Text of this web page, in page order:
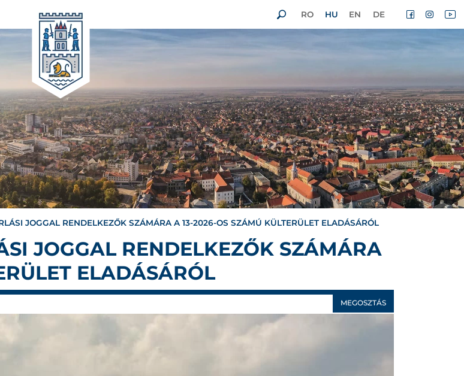
RO HU EN DE
JOGGAL RENDELKEZŐK SZÁMÁRA A 13-2026-OS SZÁMÚ KÜLTERÜLET ELADÁSÁRÓL
JOGGAL RENDELKEZŐK SZÁMÁRA
ELADÁSÁRÓL
MEGOSZTÁS